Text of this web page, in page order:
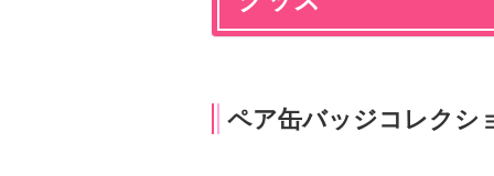
ペア缶バッジコレクシ